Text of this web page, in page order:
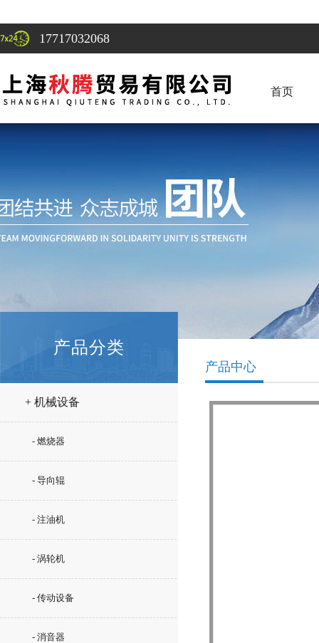
17717032068
首页
产品分类
+ 机械设备
- 燃烧器
- 导向辊
- 注油机
- 涡轮机
- 传动设备
- 消音器
产品中心